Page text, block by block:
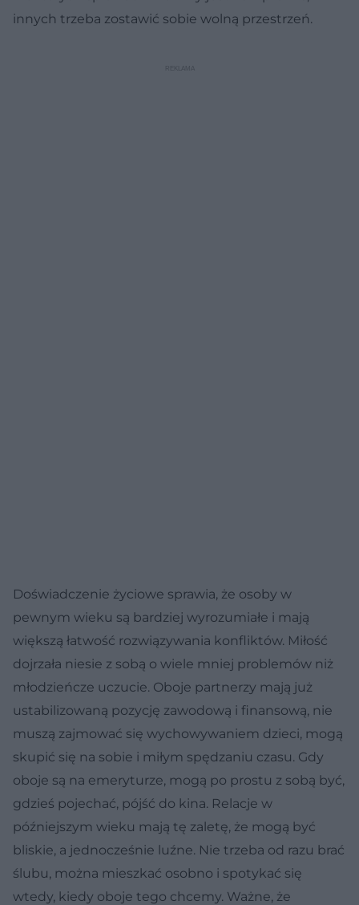
innych trzeba zostawić sobie wolną przestrzeń.
Doświadczenie życiowe sprawia, że osoby w
pewnym wieku są bardziej wyrozumiałe i mają
większą łatwość rozwiązywania konfliktów. Miłość
dojrzała niesie z sobą o wiele mniej problemów niż
młodzieńcze uczucie. Oboje partnerzy mają już
ustabilizowaną pozycję zawodową i finansową, nie
muszą zajmować się wychowywaniem dzieci, mogą
skupić się na sobie i miłym spędzaniu czasu. Gdy
oboje są na emeryturze, mogą po prostu z sobą być,
gdzieś pojechać, pójść do kina. Relacje w
późniejszym wieku mają tę zaletę, że mogą być
bliskie, a jednocześnie luźne. Nie trzeba od razu brać
ślubu, można mieszkać osobno i spotykać się
wtedy, kiedy oboje tego chcemy. Ważne, że